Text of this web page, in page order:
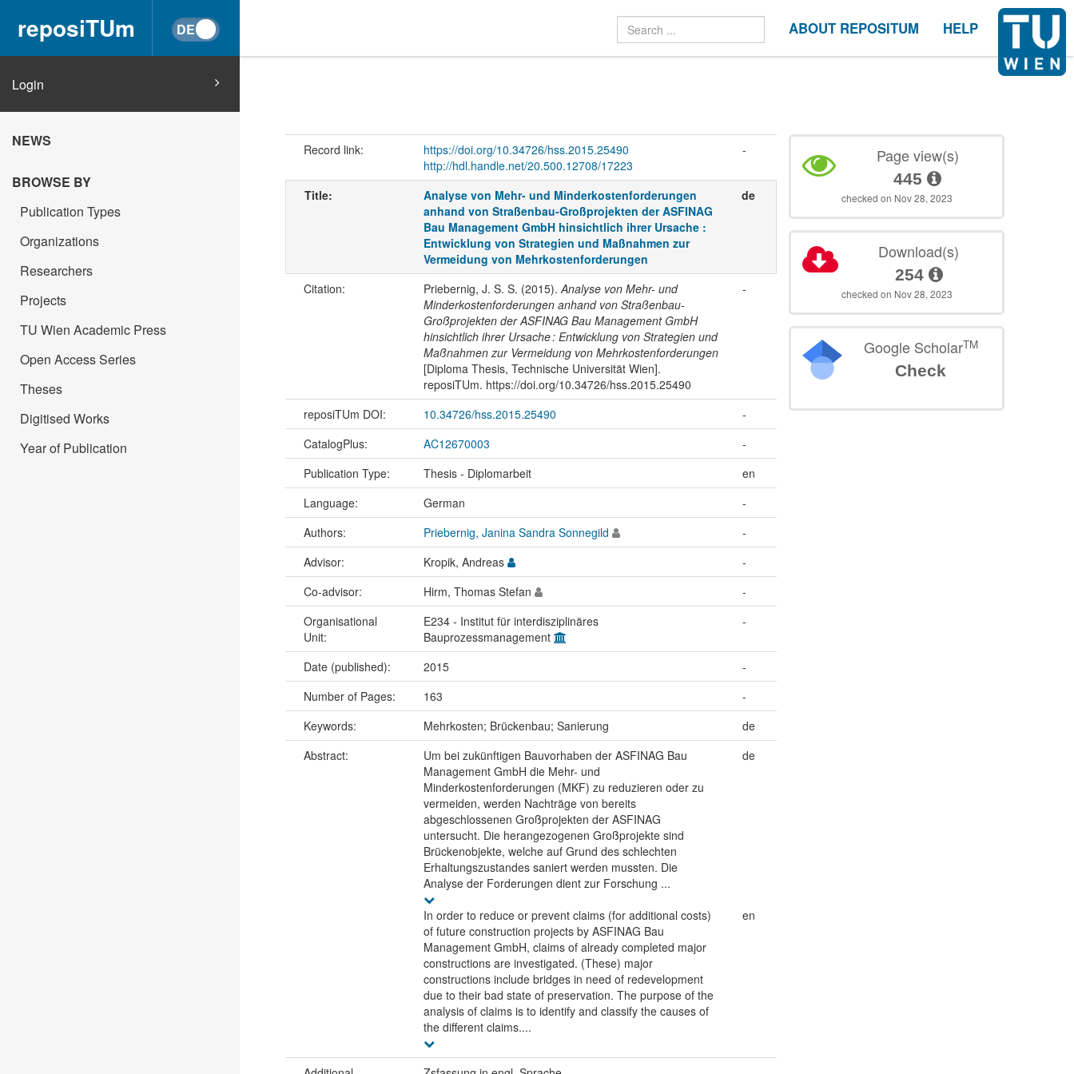
reposiTUm ABOUT REPOSITUM HELP
Login
NEWS
BROWSE BY
Publication Types
Organizations
Researchers
Projects
TU Wien Academic Press
Open Access Series
Theses
Digitised Works
Year of Publication
Record link:
https://doi.org/10.34726/hss.2015.25490
http://hdl.handle.net/20.500.12708/17223
-
Title:
Analyse von Mehr- und Minderkostenforderungen
anhand von Straßenbau-Großprojekten der ASFINAG
Bau Management GmbH hinsichtlich ihrer Ursache :
Entwicklung von Strategien und Maßnahmen zur
Vermeidung von Mehrkostenforderungen
de
Citation: Priebernig, J. S. S. (2015).Analyse von Mehr- und
Minderkostenforderungen anhand von Straßenbau-
Großprojekten der ASFINAG Bau Management GmbH
hinsichtlich ihrer Ursache : Entwicklung von Strategien und
Maßnahmen zur Vermeidung von Mehrkostenforderungen
[Diploma Thesis, Technische Universität Wien].
reposiTUm. https://doi.org/10.34726/hss.2015.25490
-
reposiTUm DOI: 10.34726/hss.2015.25490
-
CatalogPlus:
AC12670003
-
Publication Type:
Thesis - Diplomarbeit
en
Language:
German
-
Authors:
Priebernig, Janina Sandra Sonnegild
-
Advisor:
Kropik, Andreas
-
Co-advisor:
Hirm, Thomas Stefan
-
Organisational
Unit:
E234 - Institut für interdisziplinäres
Bauprozessmanagement
-
Date (published): 2015
-
Number of Pages:
163
-
Keywords:
Mehrkosten; Brückenbau; Sanierung
de
Abstract:
Um bei zukünftigen Bauvorhaben der ASFINAG Bau
Management GmbH die Mehr- und
Minderkostenforderungen (MKF) zu reduzieren oder zu
vermeiden, werden Nachträge von bereits
abgeschlossenen Großprojekten der ASFINAG
untersucht. Die herangezogenen Großprojekte sind
Brückenobjekte, welche auf Grund des schlechten
Erhaltungszustandes saniert werden mussten. Die
Analyse der Forderungen dient zur Forschung ...
de
In order to reduce or prevent claims (for additional costs)
of future construction projects by ASFINAG Bau
Management GmbH, claims of already completed major
constructions are investigated. (These) major
constructions include bridges in need of redevelopment
due to their bad state of preservation. The purpose of the
analysis of claims is to identify and classify the causes of
the different claims....
en
Page view(s)
445
checked on Nov 28, 2023
Download(s)
254
checked on Nov 28, 2023
Google ScholarTM
Check